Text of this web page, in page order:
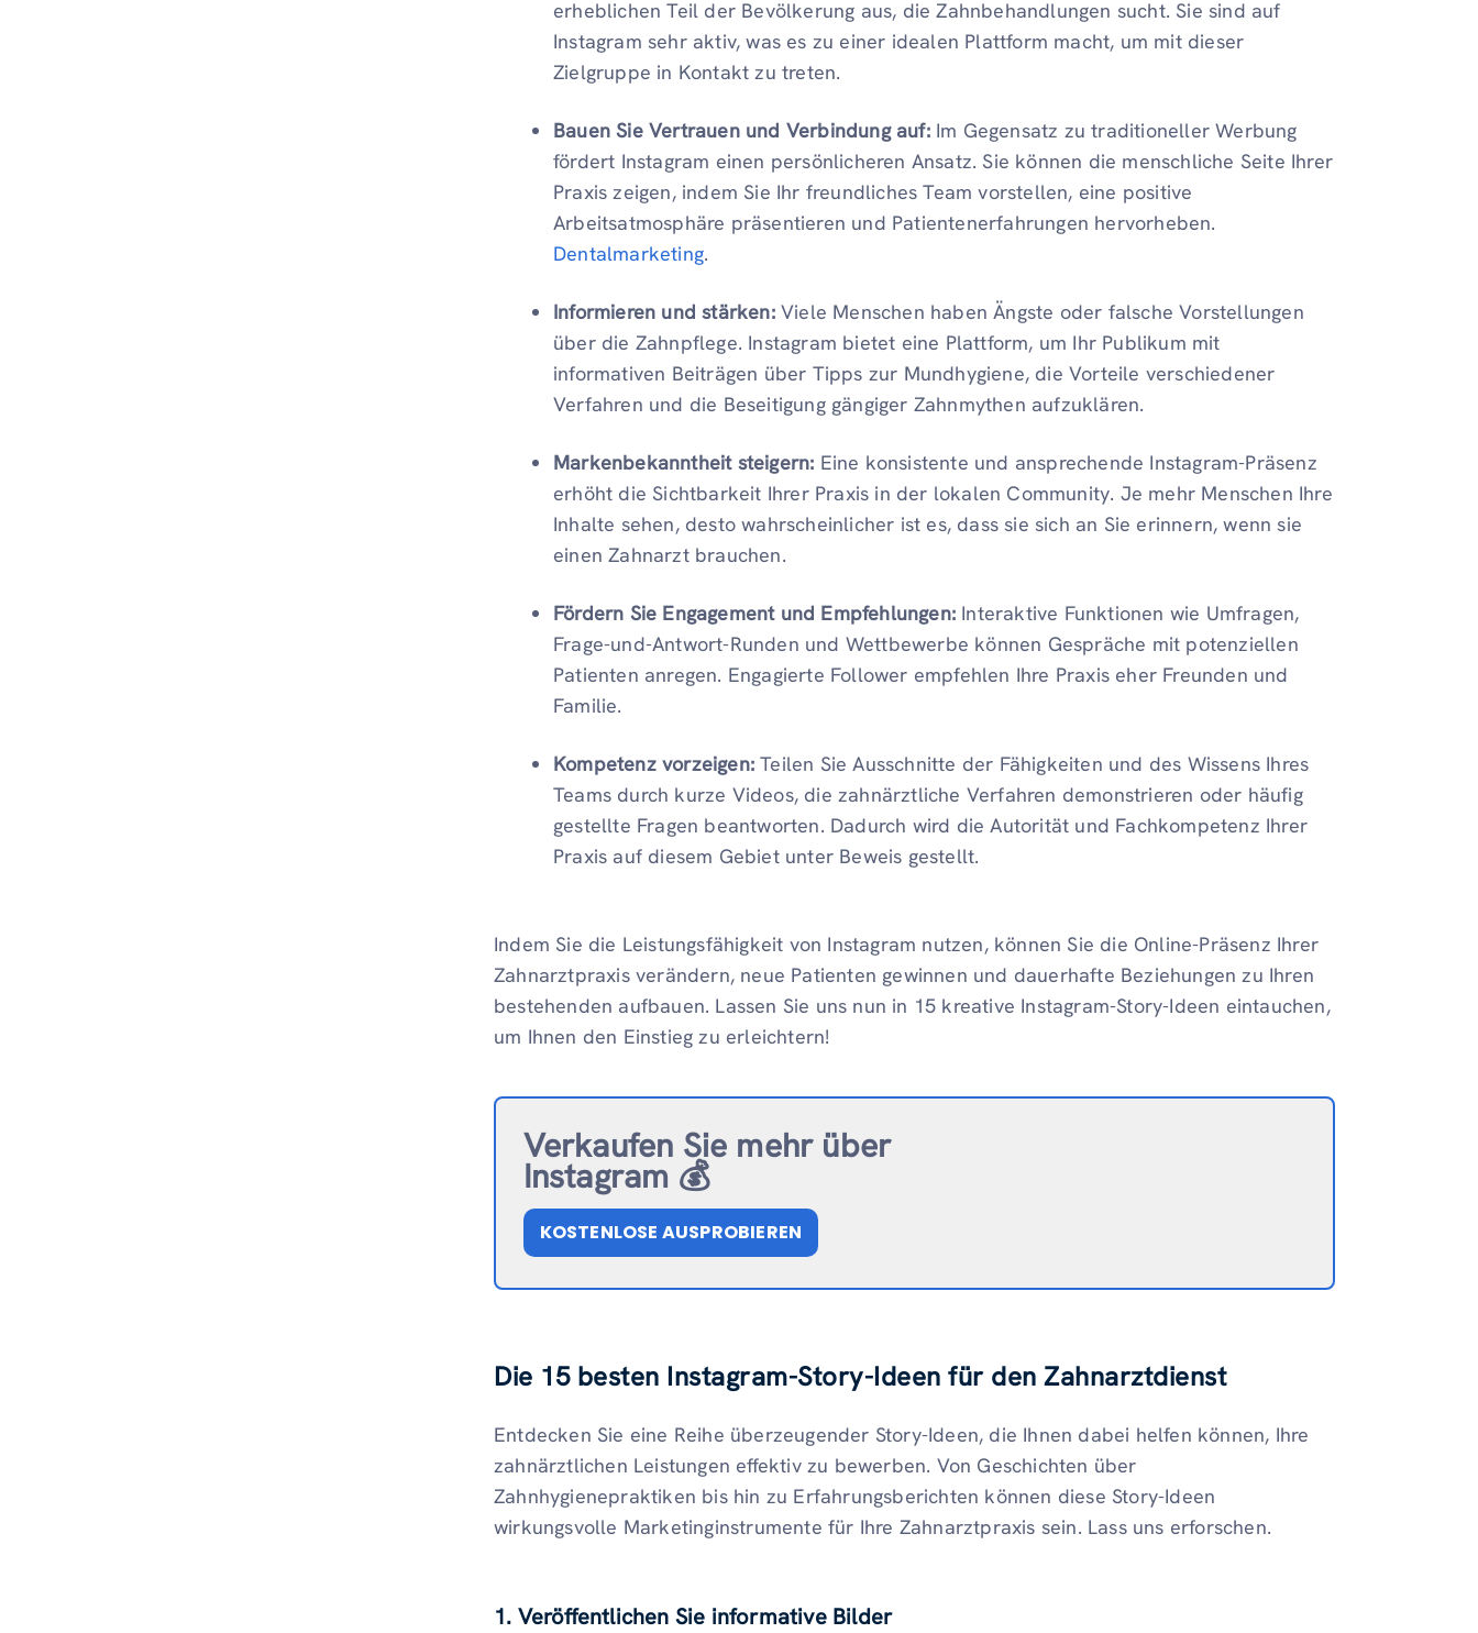
erheblichen Teil der Bevölkerung aus, die Zahnbehandlungen sucht. Sie sind auf
Instagram sehr aktiv, was es zu einer idealen Plattform macht, um mit dieser
Zielgruppe in Kontakt zu treten.
Bauen Sie Vertrauen und Verbindung auf:Im Gegensatz zu traditioneller Werbung
fördert Instagram einen persönlicheren Ansatz. Sie können die menschliche Seite Ihrer
Praxis zeigen, indem Sie Ihr freundliches Team vorstellen, eine positive
Arbeitsatmosphäre präsentieren und Patientenerfahrungen hervorheben.
Dentalmarketing.
Informieren und stärken:Viele Menschen haben Ängste oder falsche Vorstellungen
über die Zahnpflege. Instagram bietet eine Plattform, um Ihr Publikum mit
informativen Beiträgen über Tipps zur Mundhygiene, die Vorteile verschiedener
Verfahren und die Beseitigung gängiger Zahnmythen aufzuklären.
Markenbekanntheit steigern: Eine konsistente und ansprechende Instagram-Präsenz
erhöht die Sichtbarkeit Ihrer Praxis in der lokalen Community. Je mehr Menschen Ihre
Inhalte sehen, desto wahrscheinlicher ist es, dass sie sich an Sie erinnern, wenn sie
einen Zahnarzt brauchen.
Fördern Sie Engagement und Empfehlungen: Interaktive Funktionen wie Umfragen,
Frage-und-Antwort-Runden und Wettbewerbe können Gespräche mit potenziellen
Patienten anregen. Engagierte Follower empfehlen Ihre Praxis eher Freunden und
Familie.
Kompetenz vorzeigen: Teilen Sie Ausschnitte der Fähigkeiten und des Wissens Ihres
Teams durch kurze Videos, die zahnärztliche Verfahren demonstrieren oder häufig
gestellte Fragen beantworten. Dadurch wird die Autorität und Fachkompetenz Ihrer
Praxis auf diesem Gebiet unter Beweis gestellt.
Indem Sie die Leistungsfähigkeit von Instagram nutzen, können Sie die Online-Präsenz Ihrer
Zahnarztpraxis verändern, neue Patienten gewinnen und dauerhafte Beziehungen zu Ihren
bestehenden aufbauen. Lassen Sie uns nun in 15 kreative Instagram-Story-Ideen eintauchen,
um Ihnen den Einstieg zu erleichtern!
Verkaufen Sie mehr über
Instagram 💰
KOSTENLOSE AUSPROBIEREN
Die 15 besten Instagram-Story-Ideen für den Zahnarztdienst
Entdecken Sie eine Reihe überzeugender Story-Ideen, die Ihnen dabei helfen können, Ihre
zahnärztlichen Leistungen effektiv zu bewerben. Von Geschichten über
Zahnhygienepraktiken bis hin zu Erfahrungsberichten können diese Story-Ideen
wirkungsvolle Marketinginstrumente für Ihre Zahnarztpraxis sein. Lass uns erforschen.
1. Veröffentlichen Sie informative Bilder